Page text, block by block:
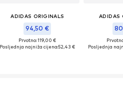
ADIDAS ORIGINALS
94,50 €
Prvotno: 119,00 €
Posljednja najniža cijena:52,43 €
ADIDAS
Posljednja